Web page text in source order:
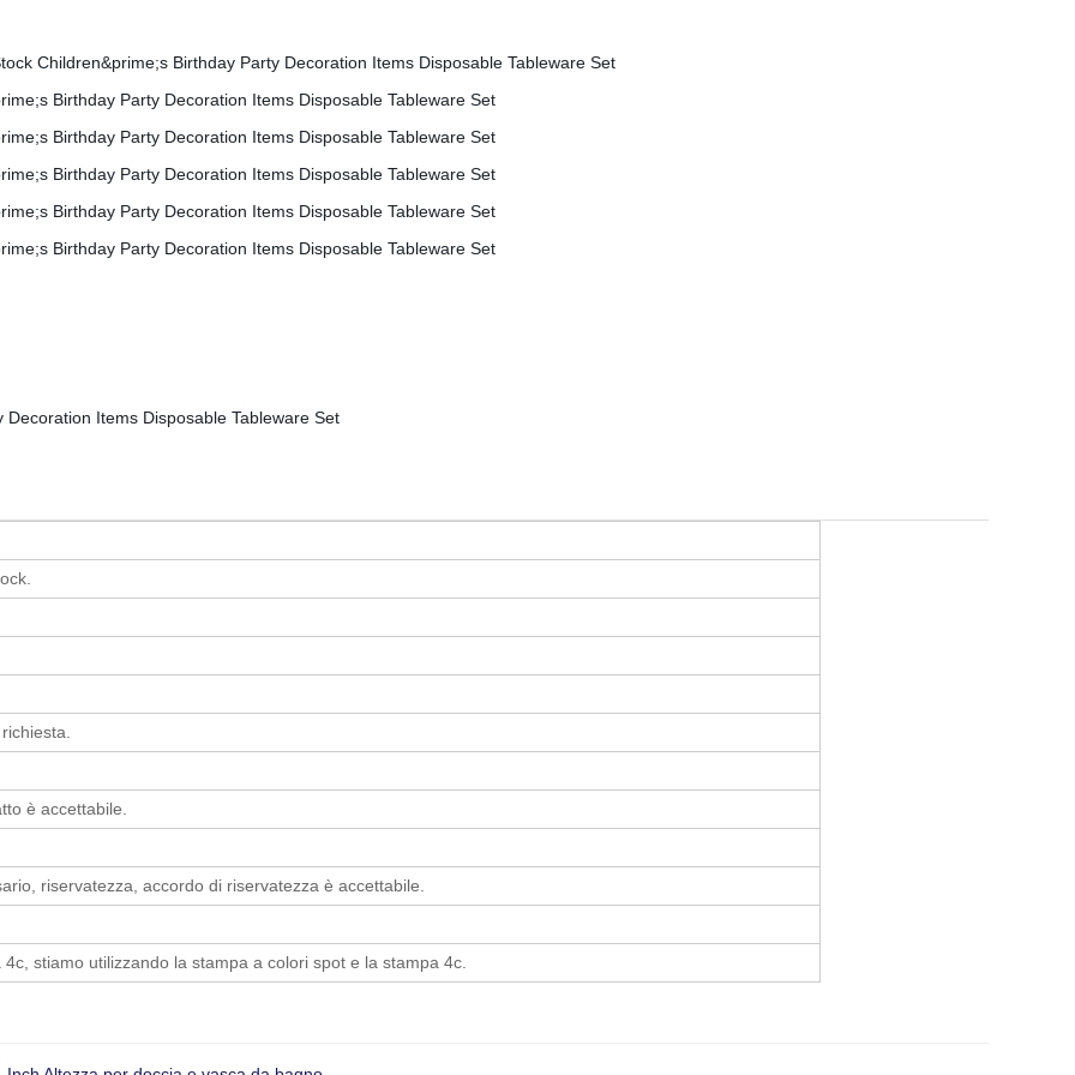
è accettabile.
riservatezza, accordo di riservatezza è accettabile.
stiamo utilizzando la stampa a colori spot e la stampa 4c.